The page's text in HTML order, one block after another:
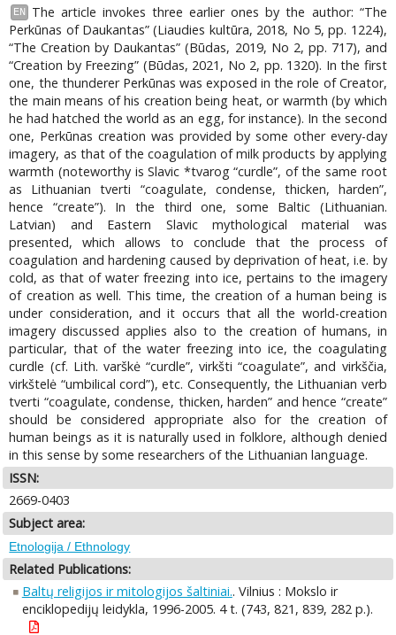
EN
The article invokes three earlier ones by the author: “The
Perkūnas of Daukantas” (Liaudies kultūra, 2018, No 5, pp. 1224),
“The Creation by Daukantas” (Būdas, 2019, No 2, pp. 717), and
“Creation by Freezing” (Būdas, 2021, No 2, pp. 1320). In the first
one, the thunderer Perkūnas was exposed in the role of Creator,
the main means of his creation being heat, or warmth (by which
he had hatched the world as an egg, for instance). In the second
one, Perkūnas creation was provided by some other every-day
imagery, as that of the coagulation of milk products by applying
warmth (noteworthy is Slavic *tvarog “curdle”, of the same root
as Lithuanian tverti “coagulate, condense, thicken, harden”,
hence “create”). In the third one, some Baltic (Lithuanian.
Latvian) and Eastern Slavic mythological material was
presented, which allows to conclude that the process of
coagulation and hardening caused by deprivation of heat, i.e. by
cold, as that of water freezing into ice, pertains to the imagery
of creation as well. This time, the creation of a human being is
under consideration, and it occurs that all the world-creation
imagery discussed applies also to the creation of humans, in
particular, that of the water freezing into ice, the coagulating
curdle (cf. Lith. varškė “curdle”, virkšti “coagulate”, and virkščia,
virkštelė “umbilical cord”), etc. Consequently, the Lithuanian verb
tverti “coagulate, condense, thicken, harden” and hence “create”
should be considered appropriate also for the creation of
human beings as it is naturally used in folklore, although denied
in this sense by some researchers of the Lithuanian language.
ISSN:
2669-0403
Subject area:
Etnologija / Ethnology
Related Publications:
Baltų religijos ir mitologijos šaltiniai.. Vilnius : Mokslo ir
enciklopedijų leidykla, 1996-2005. 4 t. (743, 821, 839, 282 p.).